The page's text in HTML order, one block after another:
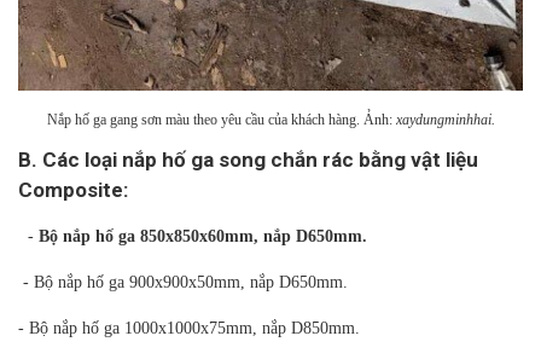
Nắp hố ga gang sơn màu theo yêu cầu của khách hàng. Ảnh: xaydungminhhai.
B. Các loại nắp hố ga song chắn rác bằng vật liệu
Composite:
- Bộ nắp hố ga 850x850x60mm, nắp D650mm.
- Bộ nắp hố ga 900x900x50mm, nắp D650mm.
- Bộ nắp hố ga 1000x1000x75mm, nắp D850mm.